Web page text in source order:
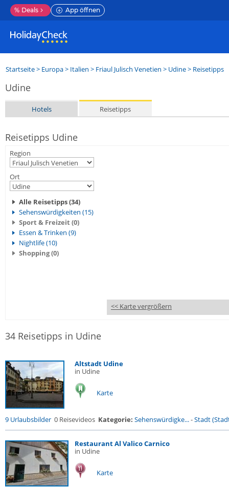
% Deals App öffnen
Startseite> Europa> Italien > Friaul Julisch Venetien > Udine> Reisetipps
Udine
Hotels Reisetipps
Reisetipps Udine
Region
Ort
Alle Reisetipps (34)
Sehenswürdigkeiten (15)
Sport & Freizeit (0)
Essen & Trinken (9)
Nightlife (10)
Shopping (0)
<< Karte vergrößern
34 Reisetipps in Udine
Altstadt Udine
in Udine
Karte
9 Urlaubsbilder 0 Reisevideos Kategorie: Sehenswürdigke...-Stadt
Restaurant Al Valico Carnico
in Udine
Karte